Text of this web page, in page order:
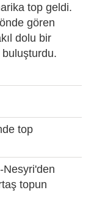
top geldi.
gören
dolu bir
top
Nesyri'den
topun